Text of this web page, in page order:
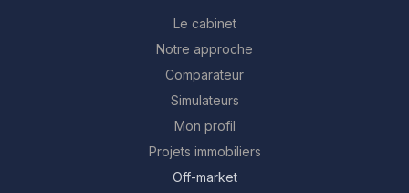
Le cabinet
Notre approche
Comparateur
Simulateurs
Mon profil
Projets immobiliers
Off-market